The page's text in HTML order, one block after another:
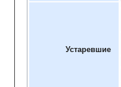
Устаревшие